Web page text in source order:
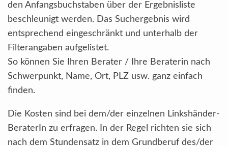
den Anfangsbuchstaben über der Ergebnisliste
beschleunigt werden. Das Suchergebnis wird
entsprechend eingeschränkt und unterhalb der
Filterangaben aufgelistet.
So können Sie Ihren Berater / Ihre Beraterin nach
Schwerpunkt, Name, Ort, PLZ usw. ganz einfach
finden.
Die Kosten sind bei dem/der einzelnen Linkshänder-
BeraterIn zu erfragen. In der Regel richten sie sich
nach dem Stundensatz in dem Grundberuf des/der